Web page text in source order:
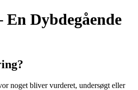
Dybdegående
noget bliver vurderet, undersøgt eller